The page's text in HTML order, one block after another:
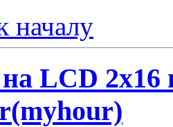
началу
LCD 2х16